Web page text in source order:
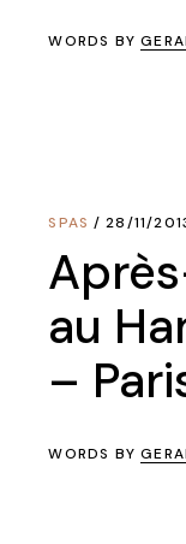
WORDS BY
SPAS 28/11/
au
–
WORDS BY